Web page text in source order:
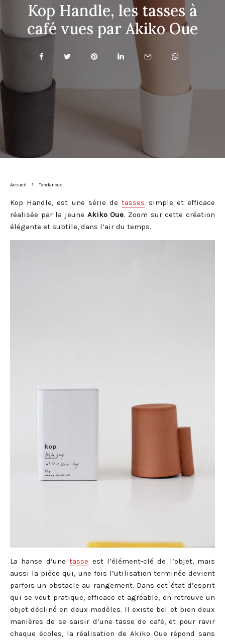
Kop Handle, les tasses à
café vues par Akiko Oue
Accueil Tendances
Kop Handle, est une série detasses simple et efficace
réalisée par la jeune Akiko Oue. Zoom sur cette création
élégante et subtile, dans l’air du temps.
La hanse d’unetasse est l’élément-clé de l’objet, mais
aussi la pièce qui, une fois l’utilisation terminée devient
parfois un obstacle au rangement. Dans cet état d’esprit
qui se veut pratique, efficace et agréable, on retrouve un
objet décliné en deux modèles. Il existe bel et bien deux
manières de se saisir d’une tasse de café, et pour ravir
chaque écoles, la réalisation de Akiko Oue répond sans